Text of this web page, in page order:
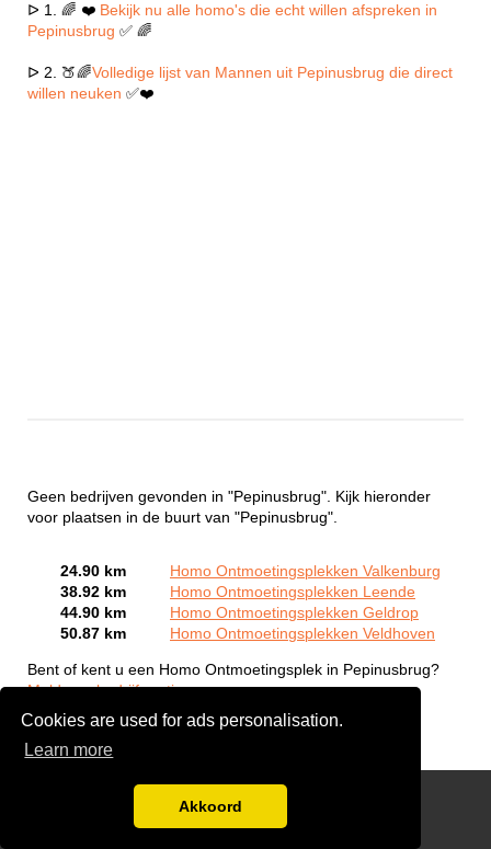
Cookies are used for ads personalisation.
Learn more
Akkoord
ᐅ 1. 🌈 ❤️ Bekijk nu alle homo's die echt willen afspreken in
Pepinusbrug ✅ 🌈
ᐅ 2. 🍑🌈Volledige lijst van Mannen uit Pepinusbrug die direct
willen neuken ✅❤️
Geen bedrijven gevonden in "Pepinusbrug". Kijk hieronder
voor plaatsen in de buurt van "Pepinusbrug".
24.90 km
Homo Ontmoetingsplekken Valkenburg
38.92 km
Homo Ontmoetingsplekken Leende
44.90 km
Homo Ontmoetingsplekken Geldrop
50.87 km
Homo Ontmoetingsplekken Veldhoven
Bent of kent u een Homo Ontmoetingsplek in Pepinusbrug?
Meld een bedrijf gratis aan